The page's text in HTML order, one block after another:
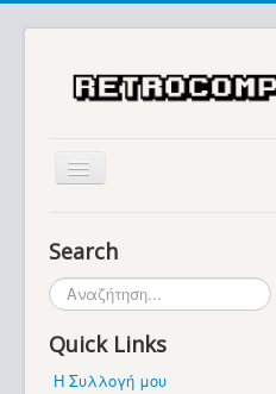
Search
Αναζήτηση...
Quick Links
Η Συλλογή μου